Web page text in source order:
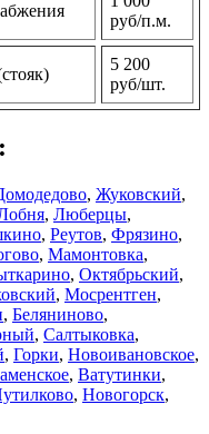
руб/п.м.
5 200
руб/шт.
, Жуковский,
, Люберцы,
, Реутов, Фрязино,
, Мамонтовка,
, Октябрьский,
, Мосрентген,
, Беляниново,
, Салтыковка,
, Горки, Новоивановское,
, Ватутинки,
, Новогорск,